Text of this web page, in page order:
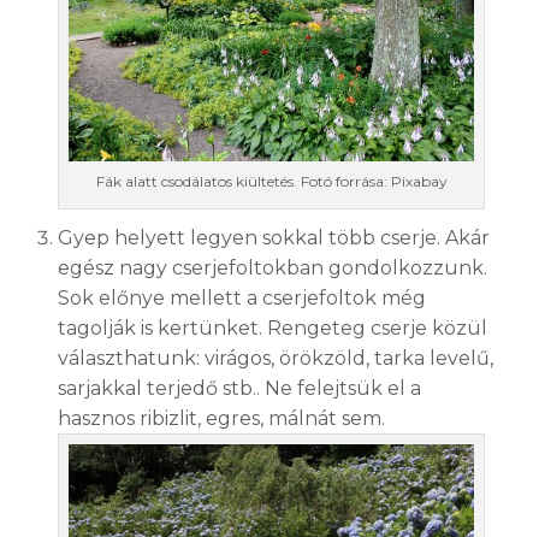
Fák alatt csodálatos kiültetés. Fotó forrása: Pixabay
Gyep helyett legyen sokkal több cserje. Akár
egész nagy cserjefoltokban gondolkozzunk.
Sok előnye mellett a cserjefoltok még
tagolják is kertünket. Rengeteg cserje közül
választhatunk: virágos, örökzöld, tarka levelű,
sarjakkal terjedő stb.. Ne felejtsük el a
hasznos ribizlit, egres, málnát sem.